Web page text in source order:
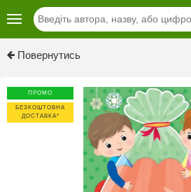
Повернутись
ПРОМО
БЕЗКОШТОВНА
ДОСТАВКА*